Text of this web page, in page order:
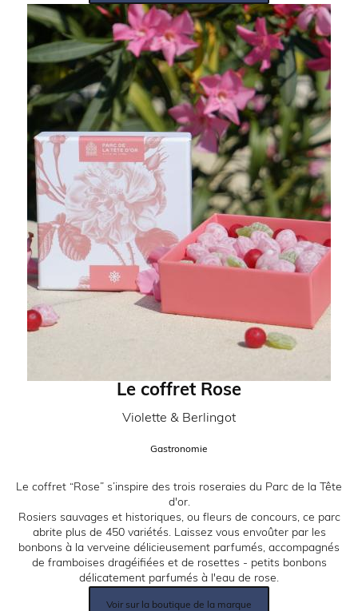
Image:
Le coffret Rose
Violette & Berlingot
Gastronomie
Description:
Le coffret “Rose” s’inspire des trois roseraies du Parc de la Tête
d'or.
Rosiers sauvages et historiques, ou fleurs de concours, ce parc
abrite plus de 450 variétés. Laissez vous envoûter par les
bonbons à la verveine délicieusement parfumés, accompagnés
de framboises dragéifiées et de rosettes - petits bonbons
délicatement parfumés à l'eau de rose.
Voir sur la boutique de la marque